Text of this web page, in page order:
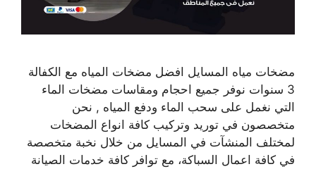
مضخات مياه المسايل افضل مضخات المياه مع الكفالة
3 سنوات نوفر جميع احجام ومقاسات مضخات الماء
التي نغمل على سحب الماء ودفع المياه , نحن
متخصصون في توريد وتركيب كافة انواع المضخات
لمختلف المنشآت في المسايل من خلال نخبة متخصصة
في كافة اعمال السباكة، مع توافر كافة خدمات الصيانة